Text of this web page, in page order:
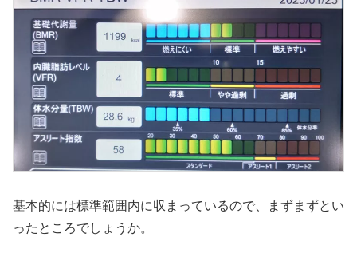
基本的には標準範囲内に収まっているので、まずまずとい
ったところでしょうか。